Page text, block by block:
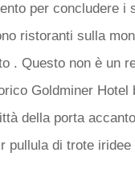
per concludere i
ristoranti sulla
. Questo non è un
Goldminer
della porta
pullula di trote iridee